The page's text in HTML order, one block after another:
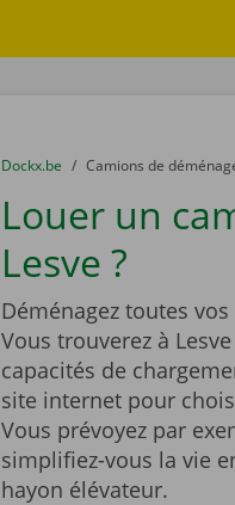
You are here:
du
Dockx.be to
Camions de
Louer un
Lesve ?
Déménagez toutes
Vous trouverez à
capacités de
site internet pour
Vous prévoyez par
simplifiez-vous la vie
hayon élévateur.